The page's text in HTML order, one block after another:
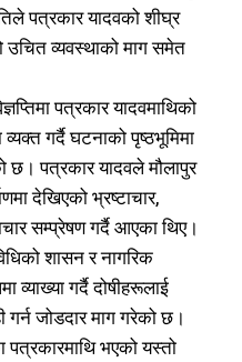
खोज्नुहोस्
खोज्नुहोस्
पत्रकार यादवको शीघ्र
उचित व्यवस्थाको माग समेत
पत्रकार यादवमाथिको
गर्दै घटनाको पृष्ठभूमिमा
छ। पत्रकार यादवले मौलापुर
देखिएको भ्रष्टाचार,
सम्प्रेषण गर्दै आएका थिए।
शासन र नागरिक
गर्दै दोषीहरूलाई
गर्न जोडदार माग गरेको छ।
भएको यस्तो